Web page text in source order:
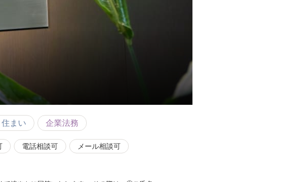
まい 企業法務
電話相談可 メール相談可